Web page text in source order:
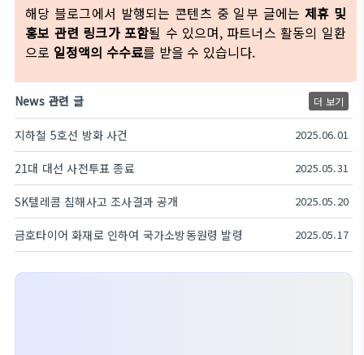
해당 블로그에서 발행되는 콘텐츠 중 일부 글에는 제휴 및
홍보 관련 링크가 포함될 수 있으며, 파트너스 활동의 일환
으로 일정액의 수수료를 받을 수 있습니다.
News 관련 글 더 보기
지하철 5호선 방화 사건 2025.06.01
21대 대선 사전투표 종료 2025.05.31
SK텔레콤 침해사고 조사결과 공개 2025.05.20
금호타이어 화재로 인하여 국가소방동원령 발령 2025.05.17